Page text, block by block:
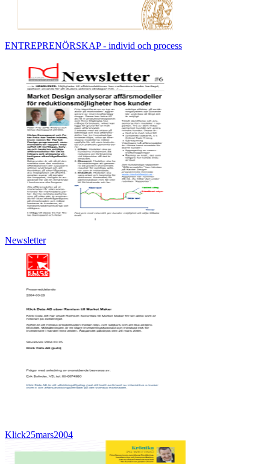
ENTREPRENÖRSKAP - individ och process
Newsletter
Klick25mars2004